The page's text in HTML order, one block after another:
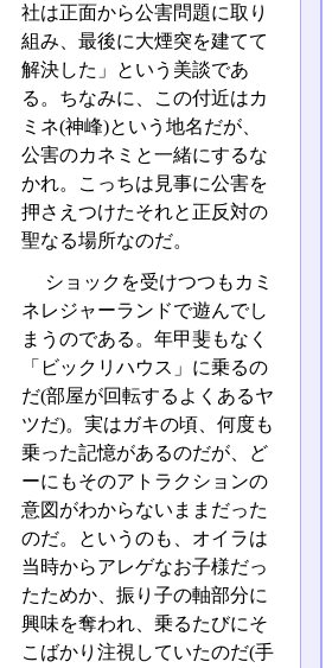
社は正面から公害問題に取り
組み、最後に大煙突を建てて
解決した」という美談であ
る。ちなみに、この付近はカ
ミネ(神峰)という地名だが、
公害のカネミと一緒にするな
かれ。こっちは見事に公害を
押さえつけたそれと正反対の
聖なる場所なのだ。
ショックを受けつつもカミ
ネレジャーランドで遊んでし
まうのである。年甲斐もなく
「ビックリハウス」に乗るの
だ(部屋が回転するよくあるヤ
ツだ)。実はガキの頃、何度も
乗った記憶があるのだが、ど
ーにもそのアトラクションの
意図がわからないままだった
のだ。というのも、オイラは
当時からアレゲなお子様だっ
たためか、振り子の軸部分に
興味を奪われ、乗るたびにそ
こばかり注視していたのだ(手